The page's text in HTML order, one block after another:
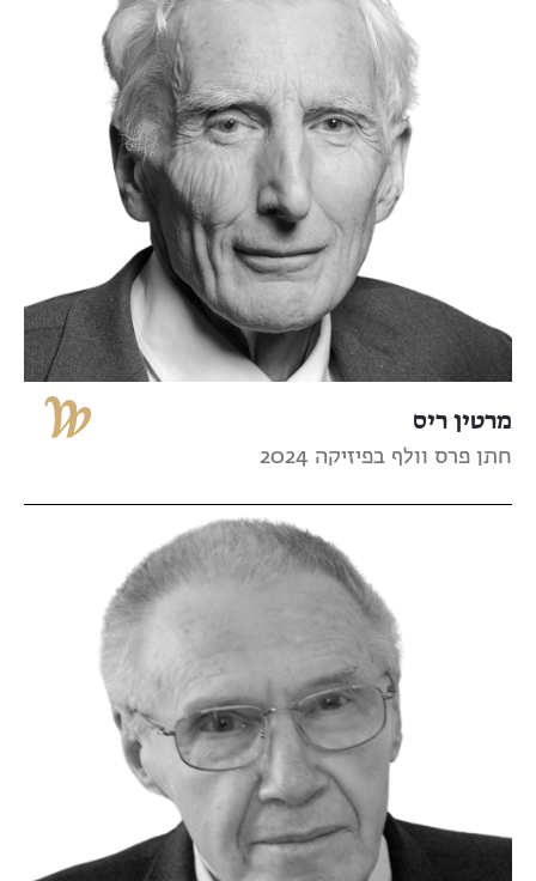
מרטין ריס
חתן פרס וולף בפיזיקה 2024